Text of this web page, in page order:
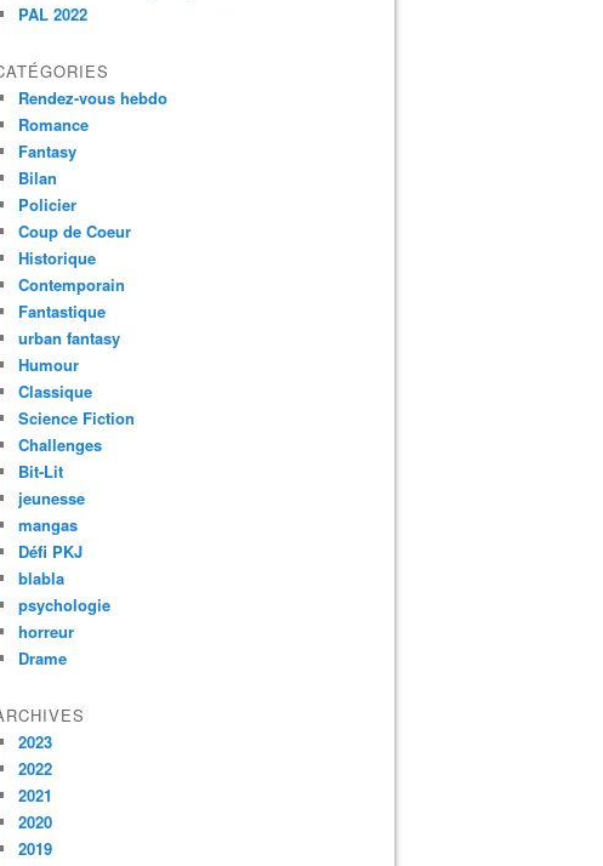
PAL 2022
Rendez-vous hebdo
Romance
Fantasy
Bilan
Policier
Coup de Coeur
Historique
Contemporain
Fantastique
urban fantasy
Humour
Classique
Science Fiction
Challenges
Bit-Lit
jeunesse
mangas
Défi PKJ
blabla
psychologie
horreur
Drame
2023
2022
2021
2020
2019